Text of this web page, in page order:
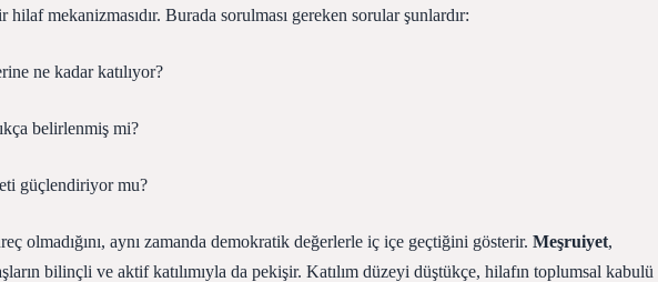
mekanizmasıdır. Burada sorulması gereken sorular şunlardır:
ne kadar katılıyor?
belirlenmiş mi?
güçlendiriyor mu?
olmadığını, aynı zamanda demokratik değerlerle iç içe geçtiğini gösterir. Meşruiyet,
bilinçli ve aktif katılımıyla da pekişir. Katılım düzeyi düştükçe, hilafın toplumsal kabulü